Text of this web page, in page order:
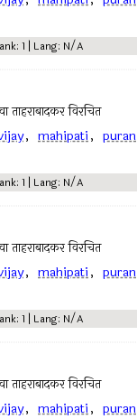
1 | Lang: N/A
ताहराबादकर विरचित
, mahipati, puran
1 | Lang: N/A
ताहराबादकर विरचित
, mahipati, puran
1 | Lang: N/A
ताहराबादकर विरचित
, mahipati, puran